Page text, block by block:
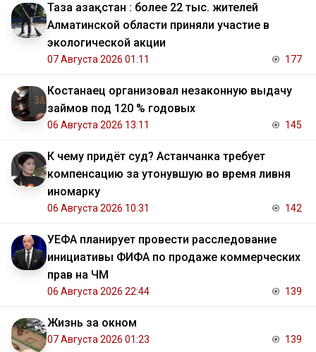
Таза Қазақстан : более 22 тыс. жителей
Алматинской области приняли участие в
экологической акции
07 Августа 2026 01:11 177
Костанаец организовал незаконную выдачу
займов под 120 % годовых
06 Августа 2026 13:11 145
К чему придёт суд? Астанчанка требует
компенсацию за утонувшую во время ливня
иномарку
06 Августа 2026 10:31 142
УЕФА планирует провести расследование
инициативы ФИФА по продаже коммерческих
прав на ЧМ
06 Августа 2026 22:44 139
Жизнь за окном
07 Августа 2026 01:23 139